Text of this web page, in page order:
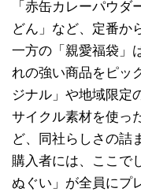
「赤缶カレーパウダ
どん」など、定番か
一方の「親愛福袋」
れの強い商品をピッ
ジナル」や地域限定
サイクル素材を使っ
ど、同社らしさの詰
購入者には、ここで
ぬぐい」が全員にプ